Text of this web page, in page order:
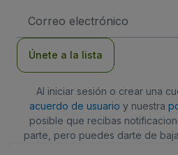
de
Únete a la lista
Al iniciar sesión o crear una
acuerdo de usuario y nuestra
posible que recibas
parte, pero puedes darte de